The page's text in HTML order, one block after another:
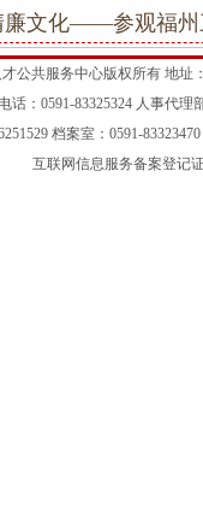
廉文化——参观福州
公共服务中心版权所有 地址
话：0591-83325324 人事代理
档案室：0591-
互联网信息服务备案登记